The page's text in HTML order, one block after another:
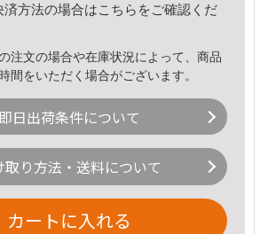
方法の場合はこちら をご確認くだ
注文の場合や在庫状況によって、商品
間をいただく場合がございます。
即日出荷条件について
取り方法・送料について
カートに入れる